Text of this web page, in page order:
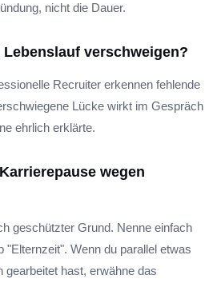
nicht die Dauer.
verschweigen?
Recruiter erkennen fehlende
Lücke wirkt im Gespräch
ehrlich erklärte.
wegen
geschützter Grund. Nenne einfach
"Elternzeit". Wenn du parallel etwas
gearbeitet hast, erwähne das